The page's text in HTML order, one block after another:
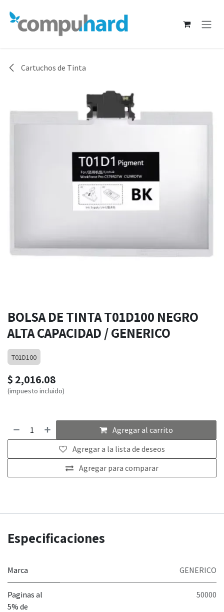
Cartuchos de Tinta
BOLSA DE TINTA T01D100 NEGRO
ALTA CAPACIDAD / GENERICO
T01D100
$ 2,016.08
(impuesto incluido)
Agregar al carrito
Agregar para comparar
Agregar a la lista de deseos
Especificaciones
Marca GENERICO
Paginas al
5% de
50000